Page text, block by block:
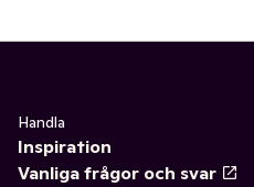
Handla
Inspiration
Vanliga frågor och svar